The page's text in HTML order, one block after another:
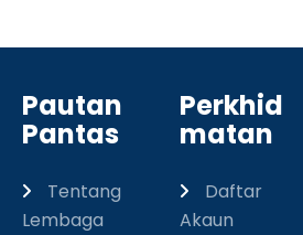
Pautan
Pantas
Tentang
Lembaga
Perkhid
matan
Daftar
Akaun